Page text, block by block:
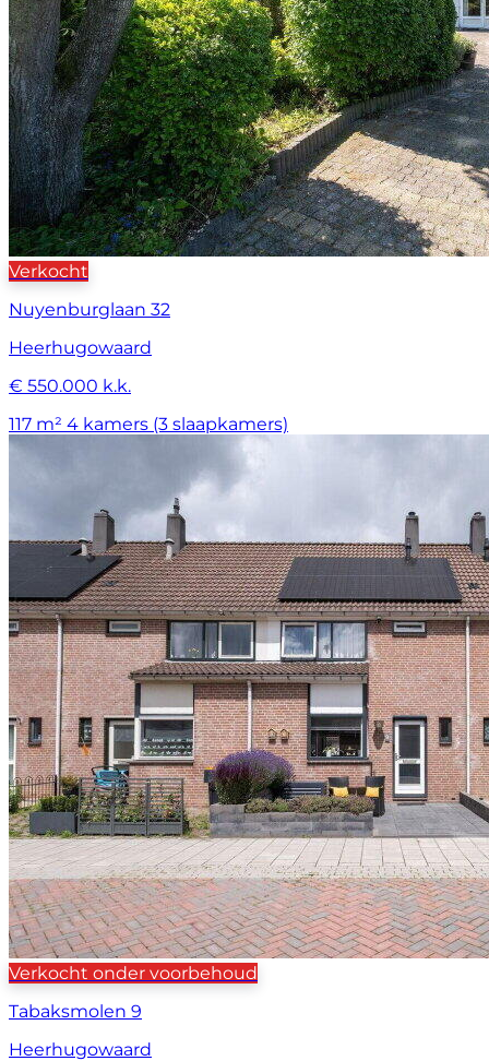
Verkocht
Nuyenburglaan 32
Heerhugowaard
€ 550.000 k.k.
117 m² 4 kamers (3 slaapkamers)
Verkocht onder voorbehoud
Tabaksmolen 9
Heerhugowaard